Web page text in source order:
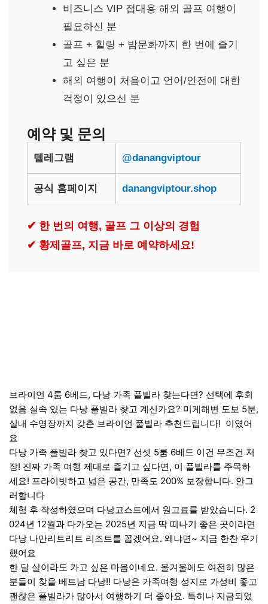
비즈니스 VIP 접대용 해외 골프 여행이
필요하신 분
골프 + 힐링 + 밤문화까지 한 번에 즐기
고 싶은 분
해외 여행이 처음이고 언어/안전에 대한
걱정이 있으신 분
예약 및 문의
텔레그램 @danangviptour
공식 홈페이지 danangviptour.shop
✔ 한 번의 여행, 골프 그 이상의 경험
✔ 황제골프, 지금 바로 예약하세요!
브라이언 4룸 6베드, 다낭 가족 풀빌라 찾는다면? 선택에 후회
없음 실속 있는 다낭 풀빌라 찾고 계신가요? 미케해변 도보 5분,
실내 수영장까지 갖춘 브라이언 풀빌라 추천드립니다! ️ 이였어
요
다낭 가족 풀빌라 찾고 있다면? 선셋 5룸 6베드 이건 무조건 저
장! 진짜 가족 여행 제대로 즐기고 싶다면, 이 풀빌라를 주목하
세요! 프라이빗하고 넓은 공간, 만족도 200% 보장합니다. 안그
러합니다
체험 후 작성하였으며 다낭고스트에서 원고료를 받았습니다. 2
024년 12월과 다가오는 2025년 지금 딱 떠나기 좋은 곳이라면
다낭 나만리트리트 리조트를 꼽겠어요. 왜냐면~ 지금 한찬 우기
했어요
한 달 살이라도 가고 싶은 마음이네요. 올겨울에도 여전히 많은
분들이 찾을 베트남 다낭!! 다낭은 가족여행 성지로 가성비 좋고
괜찮은 풀빌라가 많아서 여행하기 더 좋아요. 특히나 지금되었